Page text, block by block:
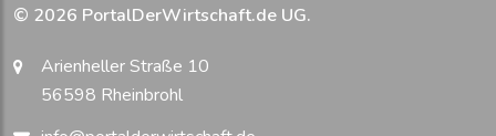
© 2026 PortalDerWirtschaft.de UG.
Arienheller Straße 10
56598 Rheinbrohl